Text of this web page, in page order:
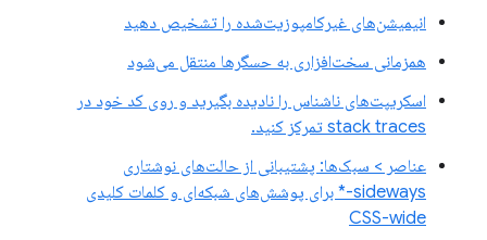
انیمیشن‌های غیرکامپوزیت‌شده را تشخیص دهید
همزمانی سخت‌افزاری به حسگرها منتقل می‌شود
اسکریپت‌های ناشناس را نادیده بگیرید و روی کد خود در
stack traces تمرکز کنید.
عناصر > سبک‌ها: پشتیبانی از حالت‌های نوشتاری
sideways-* برای پوشش‌های شبکه‌ای و کلمات کلیدی
CSS-wide